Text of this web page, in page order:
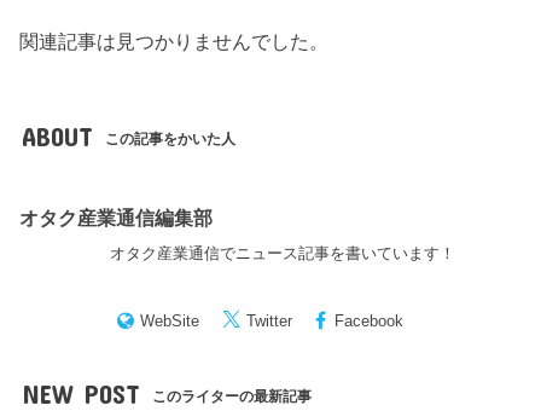
関連記事は見つかりませんでした。
ABOUT この記事をかいた人
オタク産業通信編集部
オタク産業通信でニュース記事を書いています！
WebSite Twitter Facebook
NEW POST このライターの最新記事